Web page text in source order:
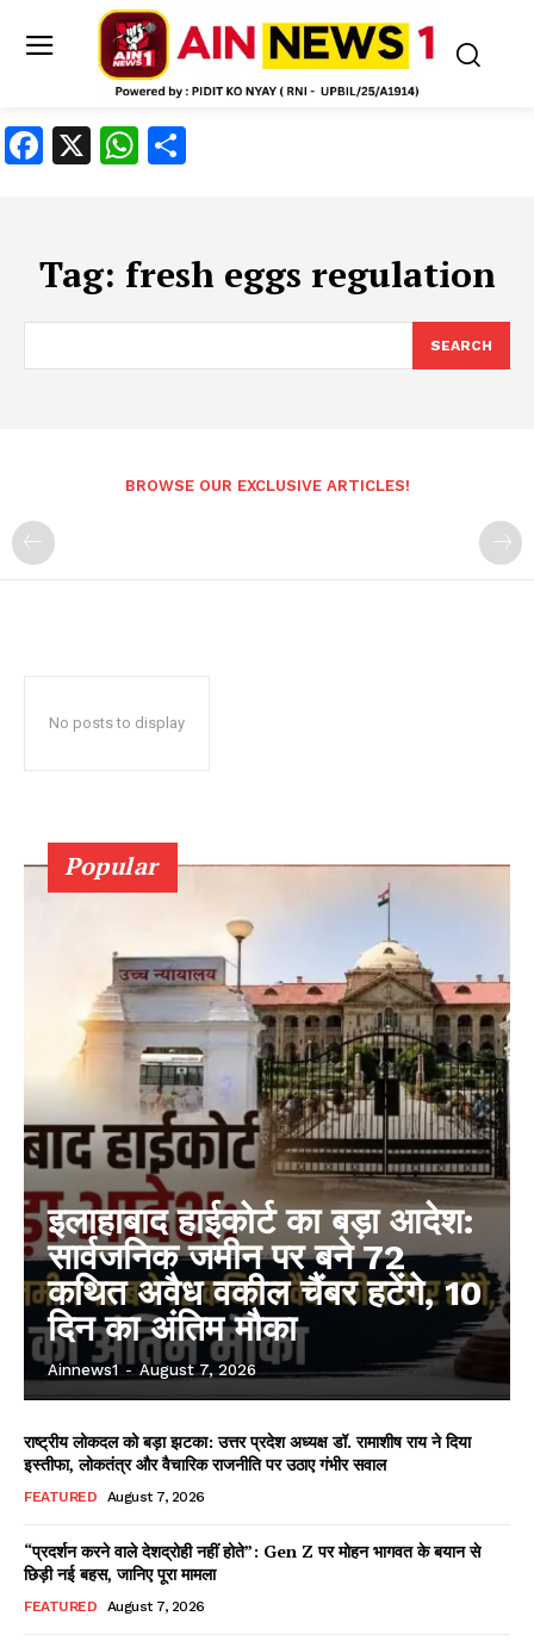
Facebook
X WhatsApp
Tag: fresh eggs regulation
SEARCH
BROWSE OUR EXCLUSIVE ARTICLES!
No posts to display
Popular
इलाहाबाद हाईकोर्ट का बड़ा आदेश:
सार्वजनिक जमीन पर बने 72
कथित अवैध वकील चैंबर हटेंगे, 10
दिन का अंतिम मौका
Ainnews1 - August 7, 2026
राष्ट्रीय लोकदल को बड़ा झटका: उत्तर प्रदेश अध्यक्ष डॉ. रामाशीष राय ने दिया
इस्तीफा, लोकतंत्र और वैचारिक राजनीति पर उठाए गंभीर सवाल
FEATURED August 7, 2026
“प्रदर्शन करने वाले देशद्रोही नहीं होते”: Gen Z पर मोहन भागवत के बयान से
छिड़ी नई बहस, जानिए पूरा मामला
FEATURED August 7, 2026